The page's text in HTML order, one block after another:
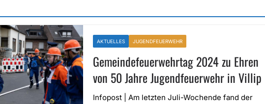
AKTUELLES JUGENDFEUERWEHR
Gemeindefeuerwehrtag 2024 zu Ehren
von 50 Jahre Jugendfeuerwehr in Villip
Infopost | Am letzten Juli-Wochende fand der